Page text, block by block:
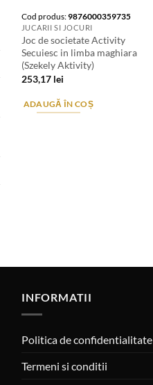
Cod produs:9876000359735
JUCARII SI JOCURI
Joc de societate Activity
Secuiesc in limba maghiara
(Szekely Aktivity)
253,17 lei
ADAUGĂ ÎN COȘ
INFORMATII
Politica de confidentialitate
Termeni si conditii